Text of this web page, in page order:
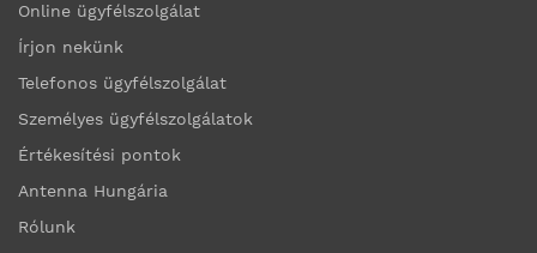
Online ügyfélszolgálat
Írjon nekünk
Telefonos ügyfélszolgálat
Személyes ügyfélszolgálatok
Értékesítési pontok
Antenna Hungária
Rólunk